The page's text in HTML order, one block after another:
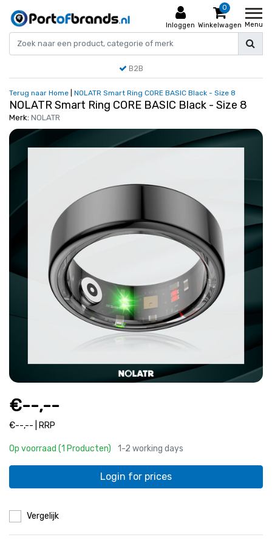
Inloggen
0
Winkelwagen Menu
B2B
Terug naar Home NOLATR Smart Ring CORE BASIC Black - Size 8
NOLATR Smart Ring CORE BASIC Black - Size 8
Merk: NOLATR
€--,--
€--,-- | RRP
Op voorraad (1 Producten) 1-2 working days
Login for prices
Vergelijk